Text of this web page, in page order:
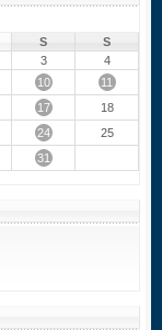
S
S
3
4
10
11
17
18
24
25
31